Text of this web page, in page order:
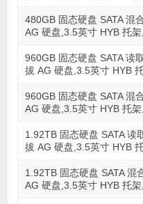
480GB 固态硬盘 SATA 混
AG 硬盘,3.5英寸 HYB 托
960GB 固态硬盘 SATA 读
拔 AG 硬盘,3.5英寸 HYB
960GB 固态硬盘 SATA 混
AG 硬盘,3.5英寸 HYB 托
1.92TB 固态硬盘 SATA
拔 AG 硬盘,3.5英寸 HYB
1.92TB 固态硬盘 SATA 混
AG 硬盘,3.5英寸 HYB 托